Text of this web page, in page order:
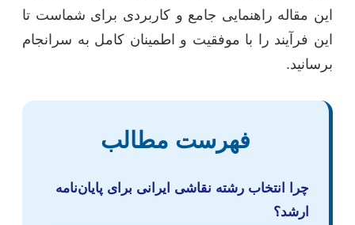
این مقاله راهنمایی جامع و کاربردی برای شماست تا
این فرآیند را با موفقیت و اطمینان کامل به سرانجام
برسانید.
فهرست مطالب
چرا انتخاب رشته نقاشی ایرانی برای پایان‌نامه
ارشد؟